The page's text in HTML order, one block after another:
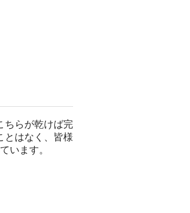
ちらが乾けば完
とはなく、皆様
います。